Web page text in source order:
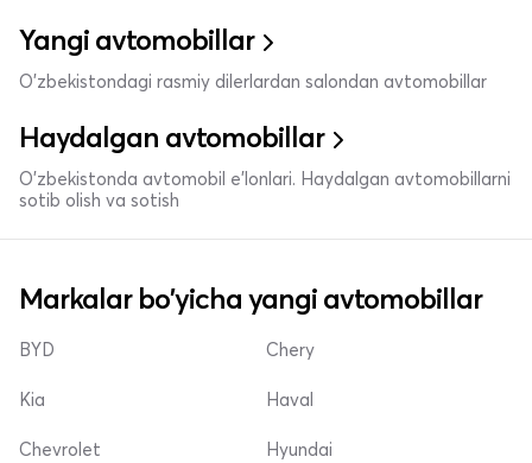
Yangi avtomobillar
O'zbekistondagi rasmiy dilerlardan salondan avtomobillar
Haydalgan avtomobillar
O'zbekistonda avtomobil e’lonlari. Haydalgan avtomobillarni
sotib olish va sotish
Markalar bo'yicha yangi avtomobillar
BYD
Kia
Chevrolet
Chery
Haval
Hyundai